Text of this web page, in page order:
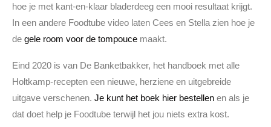
hoe je met kant-en-klaar bladerdeeg een mooi resultaat krijgt.
In een andere Foodtube video laten Cees en Stella zien hoe je
de gele room voor de tompouce maakt.
Eind 2020 is van De Banketbakker, het handboek met alle
Holtkamp-recepten een nieuwe, herziene en uitgebreide
uitgave verschenen. Je kunt het boek hier bestellen en als je
dat doet help je Foodtube terwijl het jou niets extra kost.